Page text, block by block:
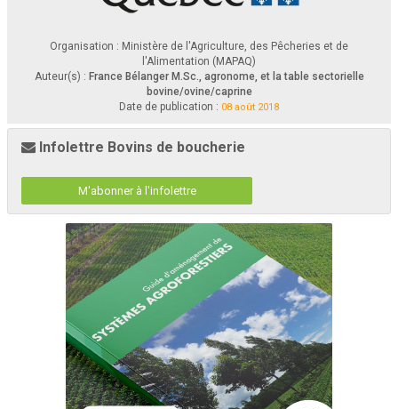
Organisation : Ministère de l'Agriculture, des Pêcheries et de
l'Alimentation (MAPAQ)
Auteur(s) : France Bélanger M.Sc., agronome, et la table sectorielle
bovine/ovine/caprine
Date de publication : 08 août 2018
Infolettre Bovins de boucherie
M'abonner à l'infolettre